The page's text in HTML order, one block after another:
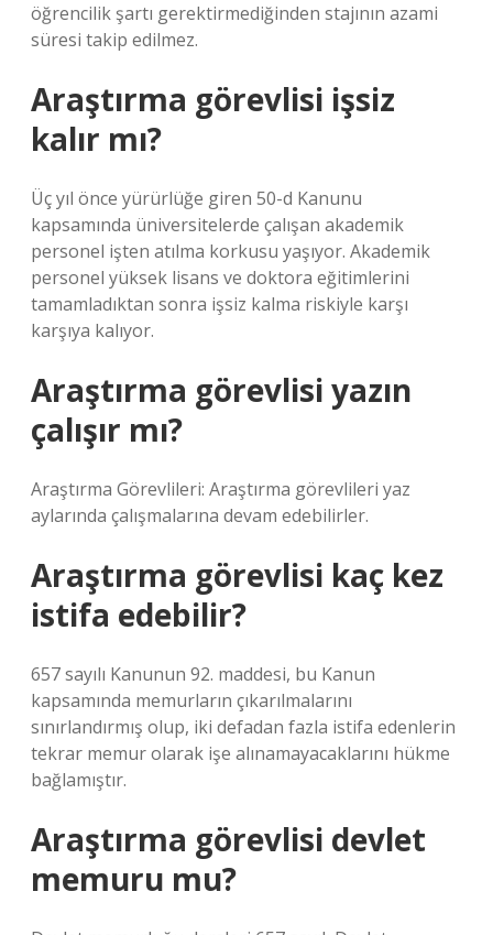
öğrencilik şartı gerektirmediğinden stajının azami
süresi takip edilmez.
Araştırma görevlisi işsiz
kalır mı?
Üç yıl önce yürürlüğe giren 50-d Kanunu
kapsamında üniversitelerde çalışan akademik
personel işten atılma korkusu yaşıyor. Akademik
personel yüksek lisans ve doktora eğitimlerini
tamamladıktan sonra işsiz kalma riskiyle karşı
karşıya kalıyor.
Araştırma görevlisi yazın
çalışır mı?
Araştırma Görevlileri: Araştırma görevlileri yaz
aylarında çalışmalarına devam edebilirler.
Araştırma görevlisi kaç kez
istifa edebilir?
657 sayılı Kanunun 92. maddesi, bu Kanun
kapsamında memurların çıkarılmalarını
sınırlandırmış olup, iki defadan fazla istifa edenlerin
tekrar memur olarak işe alınamayacaklarını hükme
bağlamıştır.
Araştırma görevlisi devlet
memuru mu?